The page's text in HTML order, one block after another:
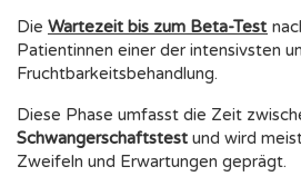
Die Wartezeit bis zum Beta-Test
Patientinnen einer der intensivsten
Fruchtbarkeitsbehandlung.
Diese Phase umfasst die Zeit
Schwangerschaftstest und wird
Zweifeln und Erwartungen geprägt.